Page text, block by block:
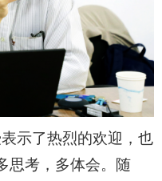
示了热烈的欢迎，也
思考，多体会。随